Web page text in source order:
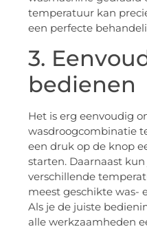
temperatuur kan
een perfecte
3.
bedienen
Het is erg eenvoudig
wasdroogcombinatie
een druk op de knop
starten. Daarnaast
verschillende
meest geschikte was-
Als je de juiste
alle werkzaamheden